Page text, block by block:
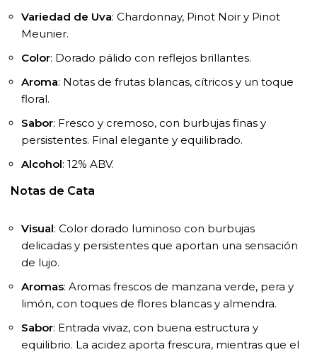
Variedad de Uva: Chardonnay, Pinot Noir y Pinot
Meunier.
Color: Dorado pálido con reflejos brillantes.
Aroma: Notas de frutas blancas, cítricos y un toque
floral.
Sabor: Fresco y cremoso, con burbujas finas y
persistentes. Final elegante y equilibrado.
Alcohol: 12% ABV.
Notas de Cata
Visual: Color dorado luminoso con burbujas
delicadas y persistentes que aportan una sensación
de lujo.
Aromas: Aromas frescos de manzana verde, pera y
limón, con toques de flores blancas y almendra.
Sabor: Entrada vivaz, con buena estructura y
equilibrio. La acidez aporta frescura, mientras que el